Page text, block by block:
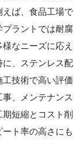
ば、食品工場で
ラントでは耐腐
なニーズに応え
に、ステンレス配
技術で高い評価
、メンテナンス
短縮とコスト削
ト率の高さにも